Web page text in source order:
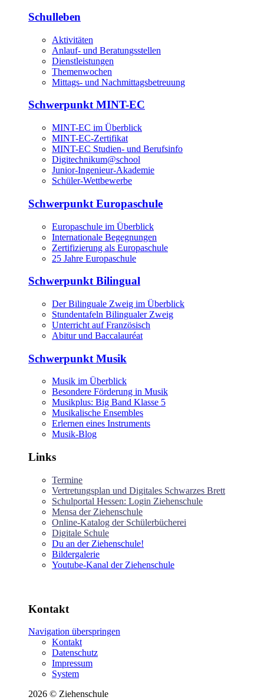
Schulleben
Aktivitäten
Anlauf- und Beratungsstellen
Dienstleistungen
Themenwochen
Mittags- und Nachmittagsbetreuung
Schwerpunkt MINT-EC
MINT-EC im Überblick
MINT-EC-Zertifikat
MINT-EC Studien- und Berufsinfo
Digitechnikum­@school
Junior-Ingenieur-Akademie
Schüler-Wettbewerbe
Schwerpunkt Europaschule
Europaschule im Überblick
Internationale Begegnungen
Zertifizierung als Europaschule
25 Jahre Europaschule
Schwerpunkt Bilingual
Der Bilinguale Zweig im Überblick
Stundentafeln Bilingualer Zweig
Unterricht auf Französisch
Abitur und Baccalauréat
Schwerpunkt Musik
Musik im Überblick
Besondere Förderung in Musik
Musikplus: Big Band Klasse 5
Musikalische Ensembles
Erlernen eines Instruments
Musik-Blog
Links
Termine
Vertretungsplan und Digitales Schwarzes Brett
Schulportal Hessen: Login Ziehenschule
Mensa der Ziehenschule
Online-Katalog der Schülerbücherei
Digitale Schule
Du an der Ziehenschule!
Bildergalerie
Youtube-Kanal der Ziehenschule
Kontakt
Navigation überspringen
Kontakt
Datenschutz
Impressum
System
2026 © Ziehenschule